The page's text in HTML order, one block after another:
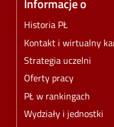
Informacje o
Historia PŁ
Kontakt i wirtualny
Strategia uczelni
Oferty pracy
PŁ w rankingach
Wydziały i jednostki